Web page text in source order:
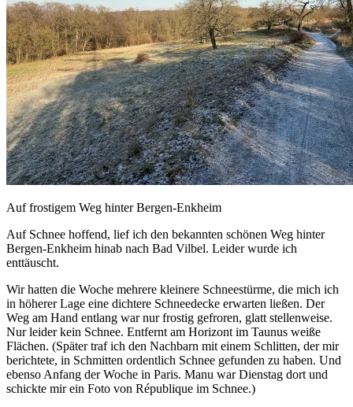
Auf frostigem Weg hinter Bergen-Enkheim
Auf Schnee hoffend, lief ich den bekannten schönen Weg hinter
Bergen-Enkheim hinab nach Bad Vilbel. Leider wurde ich
enttäuscht.
Wir hatten die Woche mehrere kleinere Schneestürme, die mich ich
in höherer Lage eine dichtere Schneedecke erwarten ließen. Der
Weg am Hand entlang war nur frostig gefroren, glatt stellenweise.
Nur leider kein Schnee. Entfernt am Horizont im Taunus weiße
Flächen. (Später traf ich den Nachbarn mit einem Schlitten, der mir
berichtete, in Schmitten ordentlich Schnee gefunden zu haben. Und
ebenso Anfang der Woche in Paris. Manu war Dienstag dort und
schickte mir ein Foto von République im Schnee.)